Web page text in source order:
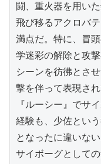
闘、重火器を用い
飛び移るアクロバ
満点だ。特に、冒
学迷彩の解除と攻
シーンを彷彿とさ
撃を伴って表現さ
『ルーシー』でサ
経験も、少佐とい
となったに違いな
サイボーグとして